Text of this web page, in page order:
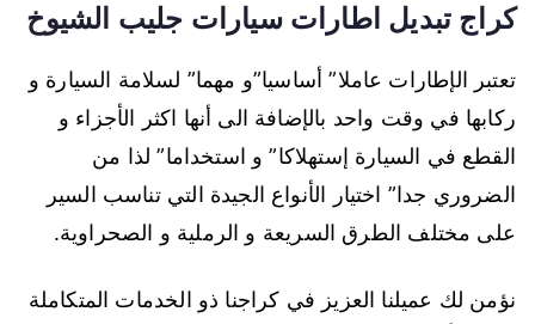
كراج تبديل اطارات سيارات جليب الشيوخ
تعتبر الإطارات عاملا” أساسيا”و مهما” لسلامة السيارة و
ركابها في وقت واحد بالإضافة الى أنها اكثر الأجزاء و
القطع في السيارة إستهلاكا” و استخداما” لذا من
الضروري جدا” اختيار الأنواع الجيدة التي تناسب السير
على مختلف الطرق السريعة و الرملية و الصحراوية.
نؤمن لك عميلنا العزيز في كراجنا ذو الخدمات المتكاملة